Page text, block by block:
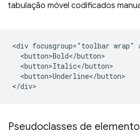
tabulação móvel codificados
<div focusgroup="toolbar
  <button>Bold</button>
  <button>Italic</button>
  <button>Underline</button>
Pseudoclasses de